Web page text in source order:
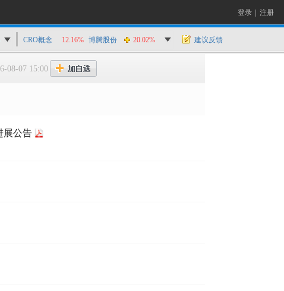
登录 注册
CRO概念 12.16% 博腾股份 20.02% 建议反馈
08-07 15:00
展公告